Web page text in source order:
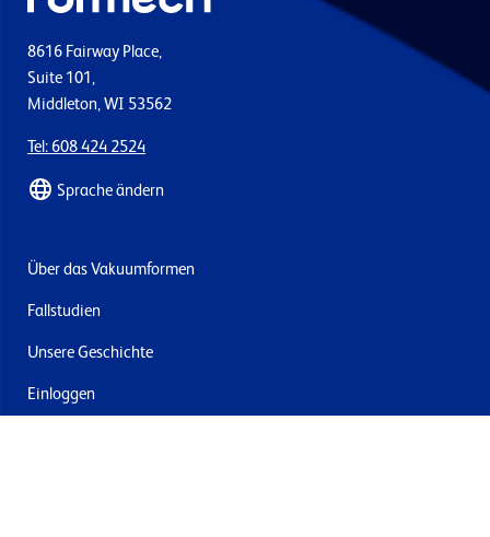
8616 Fairway Place,
Suite 101,
Middleton, WI 53562
Tel: 608 424 2524
Sprache ändern
Über das Vakuumformen
Fallstudien
Unsere Geschichte
Einloggen